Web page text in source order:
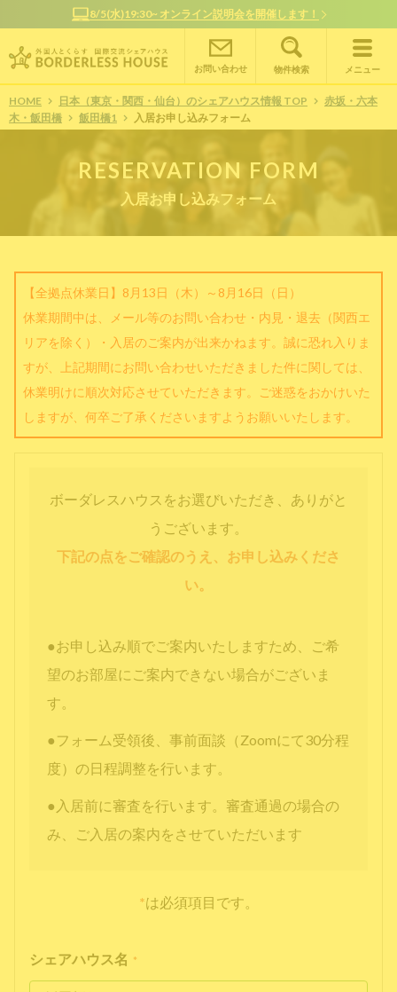
8/5(水)19:30~ オンライン説明会を開催します！
お問い合わせ 物件検索 メニュー
HOME 日本（東京・関西・仙台）のシェアハウス情報 TOP
赤坂・六本
木・飯田橋
飯田橋1 入居お申し込みフォーム
RESERVATION FORM
入居お申し込みフォーム
【全拠点休業日】8月13日（木）～8月16日（日）
休業期間中は、メール等のお問い合わせ・内見・退去（関西エ
リアを除く）・入居のご案内が出来かねます。誠に恐れ入りま
すが、上記期間にお問い合わせいただきました件に関しては、
休業明けに順次対応させていただきます。ご迷惑をおかけいた
しますが、何卒ご了承くださいますようお願いいたします。
ボーダレスハウスをお選びいただき、ありがと
うございます。
下記の点をご確認のうえ、お申し込みくださ
い。
●お申し込み順でご案内いたしますため、ご希
望のお部屋にご案内できない場合がございま
す。
●フォーム受領後、事前面談（Zoomにて30分程
度）の日程調整を行います。
●入居前に審査を行います。審査通過の場合の
み、ご入居の案内をさせていただいます
*は必須項目です。
シェアハウス名 *